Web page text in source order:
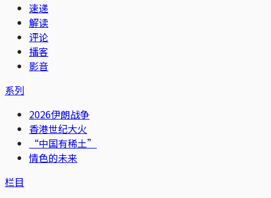
速递
解读
评论
播客
影音
系列
2026伊朗战争
香港世纪大火
“中国有稀土”
情色的未来
栏目